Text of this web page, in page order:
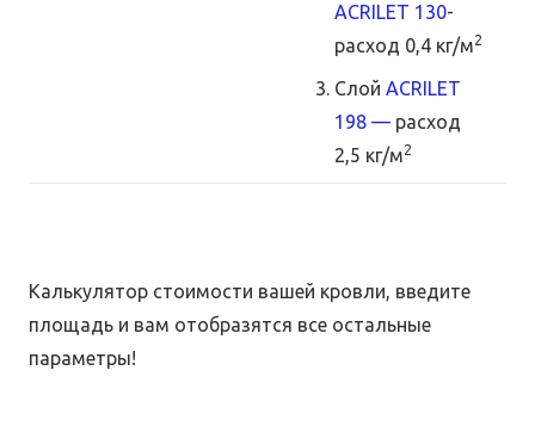
ACRILET 130-
расход 0,4 кг/м2
Слой ACRILET
198 — расход
2,5 кг/м2
Калькулятор стоимости вашей кровли, введите
площадь и вам отобразятся все остальные
параметры!